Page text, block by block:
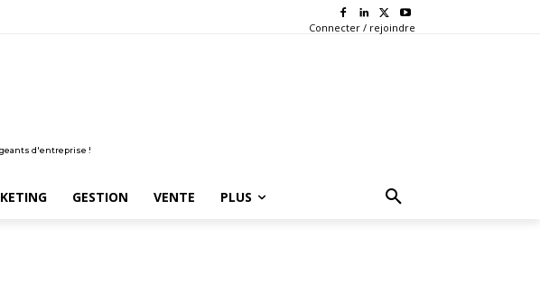
Connecter / rejoindre
d'entreprise !
GESTION VENTE PLUS